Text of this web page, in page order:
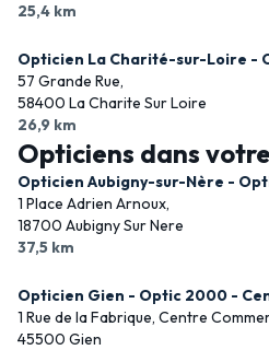
25,4 km
Opticien La Charité-sur-Loire -
57 Grande Rue,
58400 La Charite Sur Loire
26,9 km
Opticiens dans
Opticien Aubigny-sur-Nère -
1 Place Adrien Arnoux,
18700 Aubigny Sur Nere
37,5 km
Opticien Gien - Optic 2000 -
1 Rue de la Fabrique, Centre
45500 Gien